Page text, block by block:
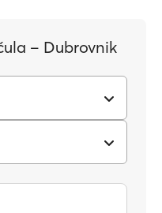
– Dubrovnik